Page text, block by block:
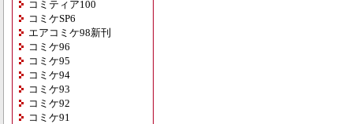
コミティア100
コミケSP6
エアコミケ98新刊
コミケ96
コミケ95
コミケ94
コミケ93
コミケ92
コミケ91